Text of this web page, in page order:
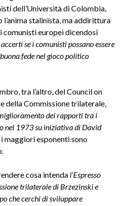
dell’Università di Colombia,
l’anima stalinista, ma addirittura
comunisti europei dicendosi
se i comunisti possano essere
fede nel gioco politico
tra l’altro, del Council on
della Commissione trilaterale,
dei rapporti tra i
nel 1973 su iniziativa di David
maggiori esponenti sono
cosa intenda l’Espresso
trilaterale di Brzezinski e
che cerchi di sviluppare